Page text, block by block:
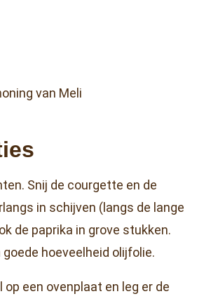
van Meli
Snij de courgette en de
in schijven (langs de lange
de paprika in grove stukken.
hoeveelheid olijfolie.
op een ovenplaat en leg er de